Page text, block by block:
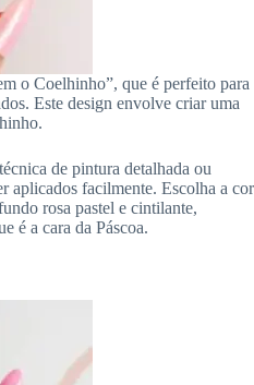
o Coelhinho”, que é perfeito para
Este design envolve criar uma
de pintura detalhada ou
aplicados facilmente. Escolha a cor
rosa pastel e cintilante,
é a cara da Páscoa.